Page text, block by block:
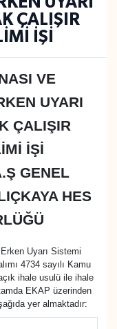
ÇALIŞIR
İŞİ
VE
UYARI
ÇALIŞIR
İŞİ
GENEL
HES
Uyarı Sistemi
4734 sayılı Kamu
ihale usulü ile ihale
EKAP üzerinden
yer almaktadır: